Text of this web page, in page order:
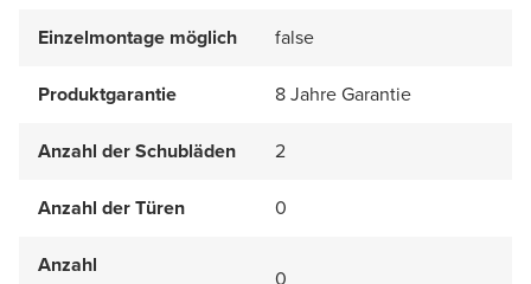
Einzelmontage möglich false
Produktgarantie 8 Jahre Garantie
Anzahl der Schubläden 2
Anzahl der Türen 0
Anzahl
0